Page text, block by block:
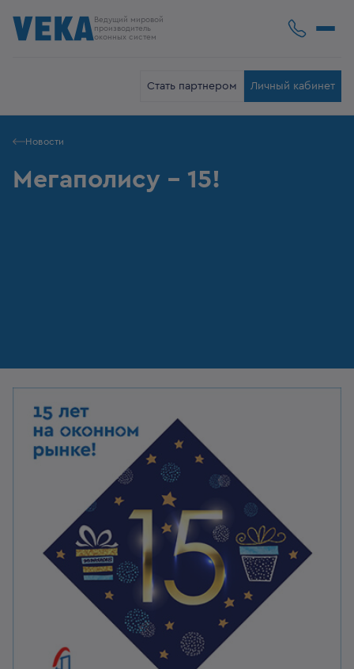
Ведущий мировой
производитель
оконных систем
Стать партнером Личный кабинет
Новости
Мегаполису – 15!